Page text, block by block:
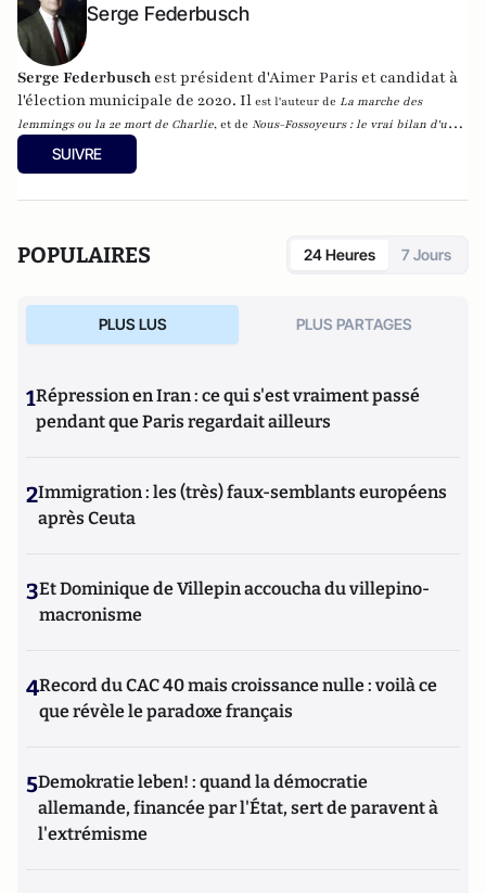
Serge Federbusch
Serge Federbusch est président d'Aimer Paris et candidat à
l'élection municipale de 2020. Il est l'auteur de La marche des
lemmings ou la 2e mort de Charlie, et de Nous-Fossoyeurs : le vrai bilan d'un
fatal quinquennat
SUIVRE
POPULAIRES 24 Heures 7 Jours
PLUS LUS PLUS PARTAGES
1Répression en Iran : ce qui s'est vraiment passé
pendant que Paris regardait ailleurs
2Immigration : les (très) faux-semblants européens
après Ceuta
3Et Dominique de Villepin accoucha du villepino-
macronisme
4Record du CAC 40 mais croissance nulle : voilà ce
que révèle le paradoxe français
5Demokratie leben! : quand la démocratie
allemande, financée par l'État, sert de paravent à
l'extrémisme